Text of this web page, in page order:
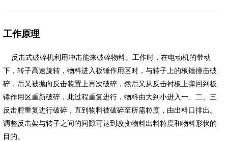
工作原理
反击式破碎机利用冲击能来破碎物料。工作时，在电动机的带动
下，转子高速旋转，物料进入板锤作用区时，与转子上的板锤撞击破
碎，后又被抛向反击装置上再次破碎，然后又从反击衬板上弹回到板
锤作用区重新破碎，此过程重复进行，物料由大到小进入一、二、三
反击腔重复进行破碎，直到物料被破碎至所需粒度，由出料口排出。
调整反击架与转子之间的间隙可达到改变物料出料粒度和物料形状的
目的。